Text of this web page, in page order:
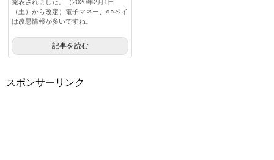
発表されました。（2020年2月1日
（土）から改定）電子マネー、○○ペイ
は改悪情報が多いですね。
記事を読む
スポンサーリンク